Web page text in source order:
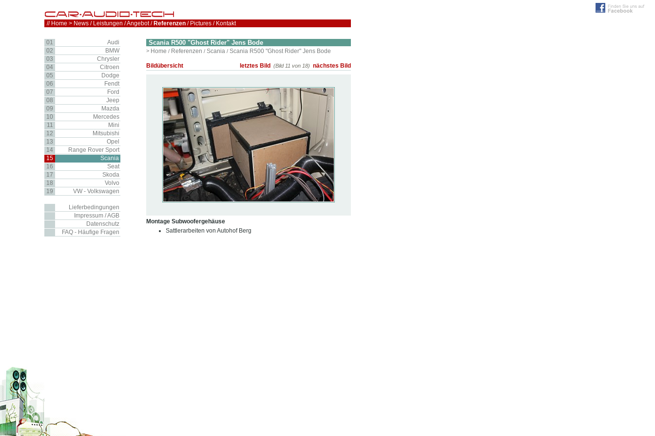
Scania R500 "Ghost Rider" Jens Bode
> Home / Referenzen / Scania / Scania R500 "Ghost Rider" Jens Bode
Bildübersicht letztes Bild (Bild 11 von 18) nächstes Bild
Montage Subwoofergehäuse
Sattlerarbeiten von Autohof Berg
01
Audi
02
BMW
03
Chrysler
04
Citroen
05
Dodge
06
Fendt
07
Ford
08
Jeep
09
Mazda
10
Mercedes
11
Mini
12
Mitsubishi
13
Opel
14
Range Rover Sport
15
Scania
16
Seat
17
Skoda
18
Volvo
19
VW - Volkswagen
Lieferbedingungen
Impressum / AGB
Datenschutz
FAQ - Häufige Fragen
// Home > News / Leistungen /Angebot/ Referenzen / Pictures / Kontakt